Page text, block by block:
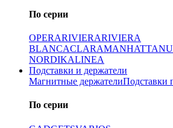
По серии
OPERARIVIERARIVIERA
BLANCACLARAMANHATTAN
NORDIKALINEA
Подставки и держатели
Магнитные держателиПодставки
По серии